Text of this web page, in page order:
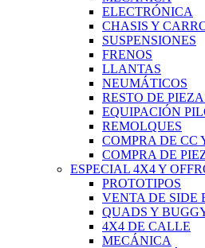
ELECTRÓNICA
CHASIS Y
SUSPENSIONES
FRENOS
LLANTAS
NEUMÁTICOS
RESTO DE
EQUIPACIÓN
REMOLQUES
COMPRA DE CC
COMPRA DE
ESPECIAL 4X4 Y
PROTOTIPOS
VENTA DE SIDE
QUADS Y
4X4 DE CALLE
MECÁNICA